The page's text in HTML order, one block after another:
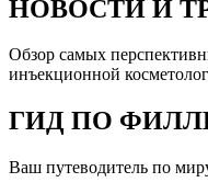
НОВОСТИ И
Обзор самых
инъекционной
ГИД ПО
Ваш путеводитель по